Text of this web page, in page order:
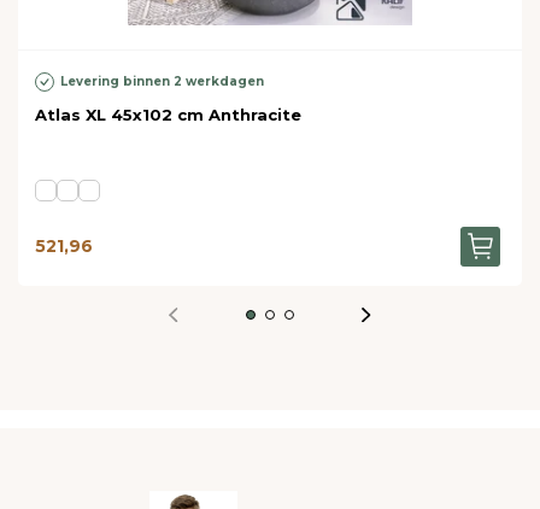
Levering binnen 2 werkdagen
Atlas XL 45x102 cm Anthracite
521,96